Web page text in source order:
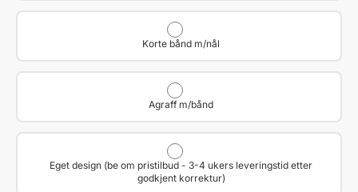
Korte bånd m/nål
Agraff m/bånd
Eget design (be om pristilbud - 3-4 ukers leveringstid etter
godkjent korrektur)